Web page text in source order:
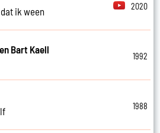
ik ween
2020
Bart Kaell
1992
1988